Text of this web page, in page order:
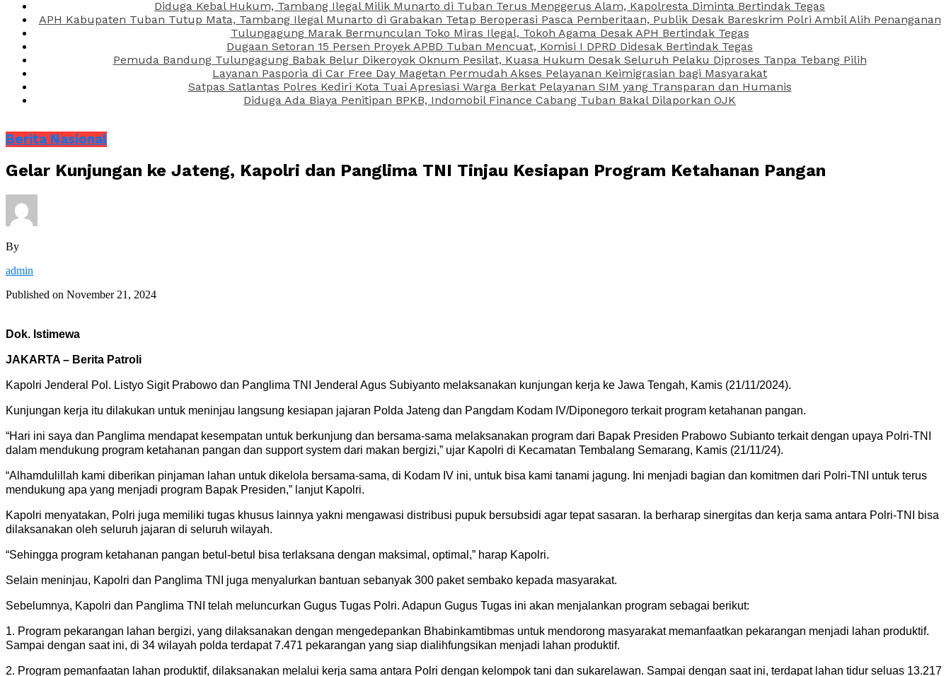
Diduga Kebal Hukum, Tambang Ilegal Milik Munarto di Tuban Terus Menggerus Alam, Kapolresta Diminta Bertindak Tegas
APH Kabupaten Tuban Tutup Mata, Tambang Ilegal Munarto di Grabakan Tetap Beroperasi Pasca Pemberitaan, Publik Desak Bareskrim Polri Ambil Alih Penanganan
Tulungagung Marak Bermunculan Toko Miras Ilegal, Tokoh Agama Desak APH Bertindak Tegas
Dugaan Setoran 15 Persen Proyek APBD Tuban Mencuat, Komisi I DPRD Didesak Bertindak Tegas
Pemuda Bandung Tulungagung Babak Belur Dikeroyok Oknum Pesilat, Kuasa Hukum Desak Seluruh Pelaku Diproses Tanpa Tebang Pilih
Layanan Pasporia di Car Free Day Magetan Permudah Akses Pelayanan Keimigrasian bagi Masyarakat
Satpas Satlantas Polres Kediri Kota Tuai Apresiasi Warga Berkat Pelayanan SIM yang Transparan dan Humanis
Diduga Ada Biaya Penitipan BPKB, Indomobil Finance Cabang Tuban Bakal Dilaporkan OJK
Berita Nasional
Gelar Kunjungan ke Jateng, Kapolri dan Panglima TNI Tinjau Kesiapan Program Ketahanan Pangan
By
admin
Published on November 21, 2024
Dok. Istimewa
JAKARTA – Berita Patroli
Kapolri Jenderal Pol. Listyo Sigit Prabowo dan Panglima TNI Jenderal Agus Subiyanto melaksanakan kunjungan kerja ke Jawa Tengah, Kamis (21/11/2024).
Kunjungan kerja itu dilakukan untuk meninjau langsung kesiapan jajaran Polda Jateng dan Pangdam Kodam IV/Diponegoro terkait program ketahanan pangan.
“Hari ini saya dan Panglima mendapat kesempatan untuk berkunjung dan bersama-sama melaksanakan program dari Bapak Presiden Prabowo Subianto terkait dengan upaya Polri-TNI
dalam mendukung program ketahanan pangan dan support system dari makan bergizi,” ujar Kapolri di Kecamatan Tembalang Semarang, Kamis (21/11/24).
“Alhamdulillah kami diberikan pinjaman lahan untuk dikelola bersama-sama, di Kodam IV ini, untuk bisa kami tanami jagung. Ini menjadi bagian dan komitmen dari Polri-TNI untuk terus
mendukung apa yang menjadi program Bapak Presiden,” lanjut Kapolri.
Kapolri menyatakan, Polri juga memiliki tugas khusus lainnya yakni mengawasi distribusi pupuk bersubsidi agar tepat sasaran. Ia berharap sinergitas dan kerja sama antara Polri-TNI bisa
dilaksanakan oleh seluruh jajaran di seluruh wilayah.
“Sehingga program ketahanan pangan betul-betul bisa terlaksana dengan maksimal, optimal,” harap Kapolri.
Selain meninjau, Kapolri dan Panglima TNI juga menyalurkan bantuan sebanyak 300 paket sembako kepada masyarakat.
Sebelumnya, Kapolri dan Panglima TNI telah meluncurkan Gugus Tugas Polri. Adapun Gugus Tugas ini akan menjalankan program sebagai berikut:
1. Program pekarangan lahan bergizi, yang dilaksanakan dengan mengedepankan Bhabinkamtibmas untuk mendorong masyarakat memanfaatkan pekarangan menjadi lahan produktif.
Sampai dengan saat ini, di 34 wilayah polda terdapat 7.471 pekarangan yang siap dialihfungsikan menjadi lahan produktif.
2. Program pemanfaatan lahan produktif, dilaksanakan melalui kerja sama antara Polri dengan kelompok tani dan sukarelawan. Sampai dengan saat ini, terdapat lahan tidur seluas 13.217